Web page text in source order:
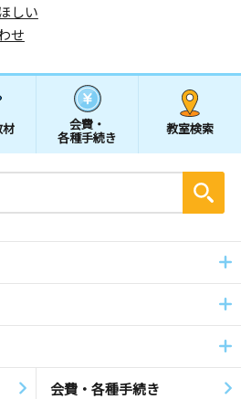
しい
せ
会費・
各種手続き
教室検索
会費・各種手続き